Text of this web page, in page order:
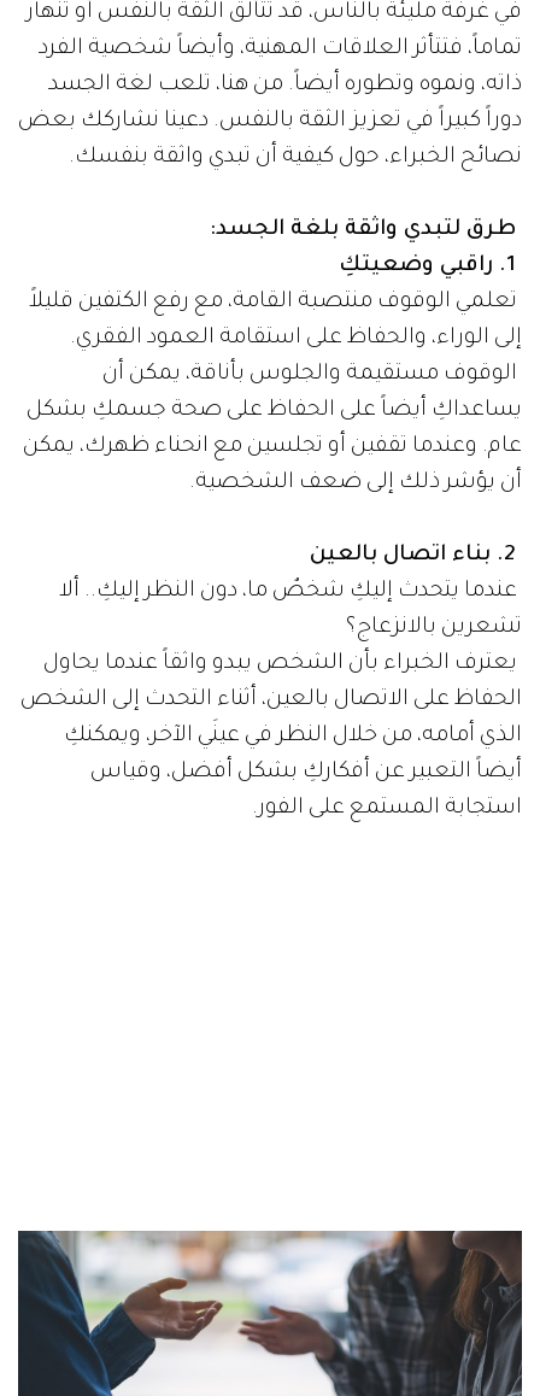
في غرفة مليئة بالناس، قد تتألق الثقة بالنفس أو تنهار
تماماً، فتتأثر العلاقات المهنية، وأيضاً شخصية الفرد
ذاته، ونموه وتطوره أيضاً. من هنا، تلعب لغة الجسد
دوراً كبيراً في تعزيز الثقة بالنفس. دعينا نشاركك بعض
نصائح الخبراء، حول كيفية أن تبدي واثقة بنفسك.
طرق لتبدي واثقة بلغة الجسد:
تعلمي الوقوف منتصبة القامة، مع رفع الكتفين قليلاً
إلى الوراء، والحفاظ على استقامة العمود الفقري.
الوقوف مستقيمة والجلوس بأناقة، يمكن أن
يساعداكِ أيضاً على الحفاظ على صحة جسمكِ بشكل
عام. وعندما تقفين أو تجلسين مع انحناء ظهرك، يمكن
أن يؤشر ذلك إلى ضعف الشخصية.
عندما يتحدث إليكِ شخصٌ ما، دون النظر إليكِ.. ألا
تشعرين بالانزعاج؟
يعترف الخبراء بأن الشخص يبدو واثقاً عندما يحاول
الحفاظ على الاتصال بالعين، أثناء التحدث إلى الشخص
الذي أمامه، من خلال النظر في عينَي الآخر، ويمكنكِ
أيضاً التعبير عن أفكاركِ بشكل أفضل، وقياس
استجابة المستمع على الفور.